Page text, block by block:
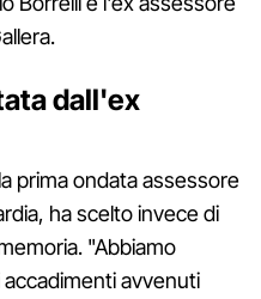
dall'ex
prima ondata assessore
ha scelto invece di
"Abbiamo
avvenuti